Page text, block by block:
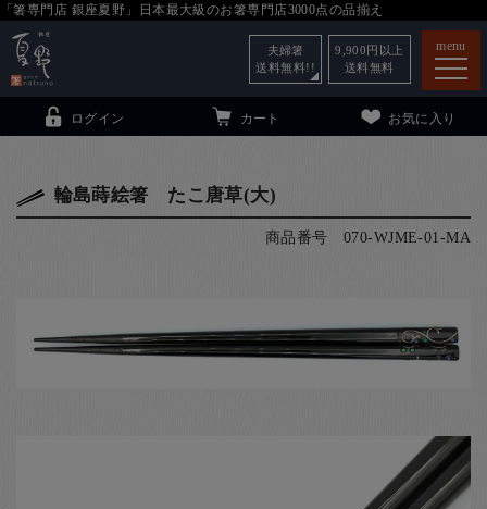
「箸専門店 銀座夏野」日本最大級のお箸専門店3000点の品揃え
menu
銀座夏野・箸長について
ログイン カート お気に入り
夫婦箸
送料無料!!
9,900 円以上
送料無料
輪島蒔絵箸 たこ唐草(大)
商品番号 070-WJME-01-MA